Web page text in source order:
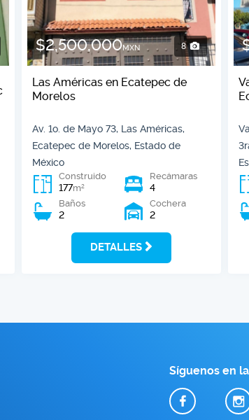
$2,500,000 MXN 8
Las Américas en Ecatepec de
Morelos
Av. 1o. de Mayo 73, Las Américas,
Ecatepec de Morelos, Estado de
México
Construido
177m2
Recámaras
4
Baños
2
Cochera
2
DETALLES
Síguenos en